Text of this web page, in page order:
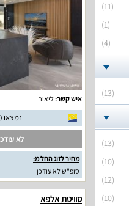
(11)
(1)
(4)
(13)
(13)
(10)
(12)
(10)
איש קשר:ליאור
נמצאו 10 חוות דעת אמיתיות
לא
מחיר לזוג החל מ:
סופ"ש לא עודכן
סוויטת אלפא